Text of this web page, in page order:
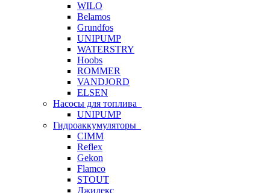
WILO
Belamos
Grundfos
UNIPUMP
WATERSTRY
Hoobs
ROMMER
VANDJORD
ELSEN
Насосы для топлива
UNIPUMP
Гидроаккумуляторы
CIMM
Reflex
Gekon
Flamco
STOUT
Джилекс